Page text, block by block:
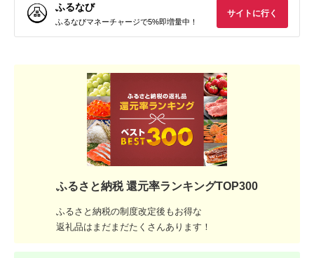
ふるなび
ふるなびマネーチャージで5%即増量中！
サイトに行く
ふるさと納税 還元率ランキングTOP300
ふるさと納税の制度改定後もお得な
返礼品はまだまだたくさんあります！